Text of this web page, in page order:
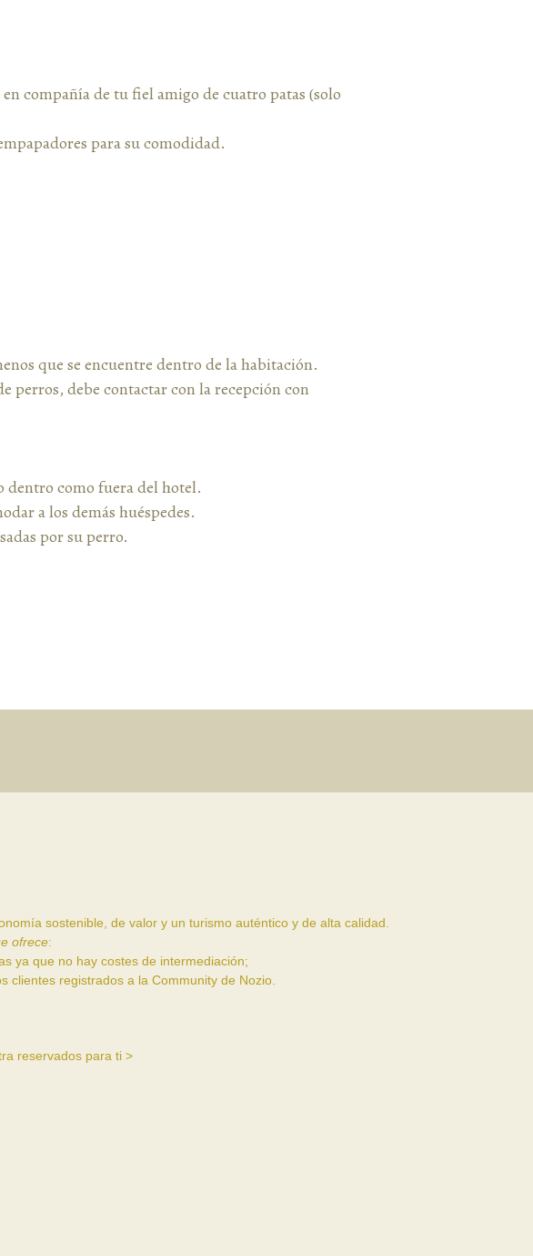
compañía de tu fiel amigo de cuatro patas (solo
para su comodidad.
que se encuentre dentro de la habitación.
perros, debe contactar con la recepción con
dentro como fuera del hotel.
a los demás huéspedes.
por su perro.
sostenible, de valor y un turismo auténtico y de alta calidad.
ofrece:
ya que no hay costes de intermediación;
clientes registrados a la Community de Nozio.
reservados para ti >